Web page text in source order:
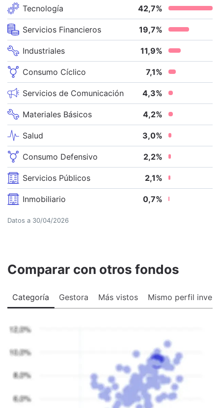
Tecnología 42,7%
Servicios Financieros 19,7%
Industriales 11,9%
Consumo Cíclico 7,1%
Servicios de Comunicación 4,3%
Materiales Básicos 4,2%
Salud 3,0%
Consumo Defensivo 2,2%
Servicios Públicos 2,1%
Inmobiliario 0,7%
Datos a 30/04/2026
Comparar con otros fondos
Categoría Gestora Más vistos Mismo perfil